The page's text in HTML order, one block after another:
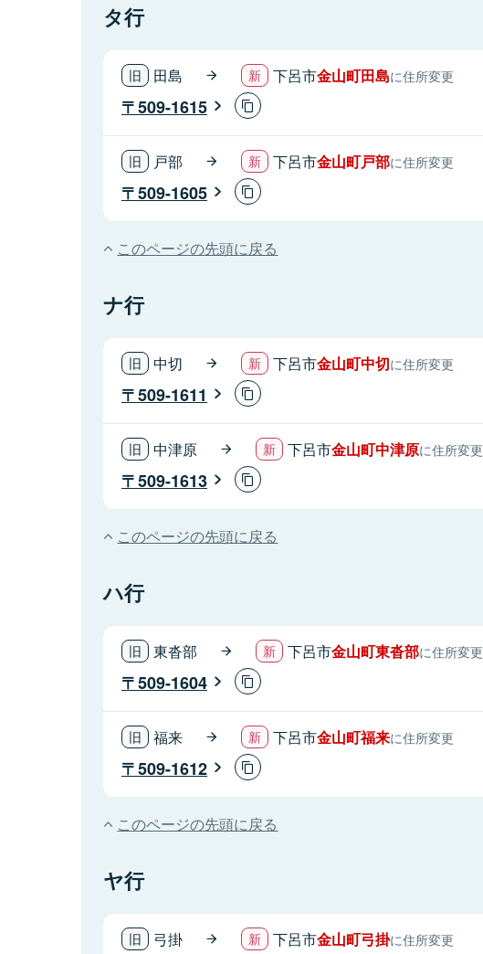
タ行
田島 下呂市金山町田島に住所変更
509-1615
戸部 下呂市金山町戸部に住所変更
509-1605
このページの先頭に戻る
ナ行
中切 下呂市金山町中切に住所変更
509-1611
中津原 下呂市金山町中津原に住所変更
509-1613
このページの先頭に戻る
ハ行
東沓部 下呂市金山町東沓部に住所変更
509-1604
福来 下呂市金山町福来に住所変更
509-1612
このページの先頭に戻る
ヤ行
弓掛 下呂市金山町弓掛に住所変更